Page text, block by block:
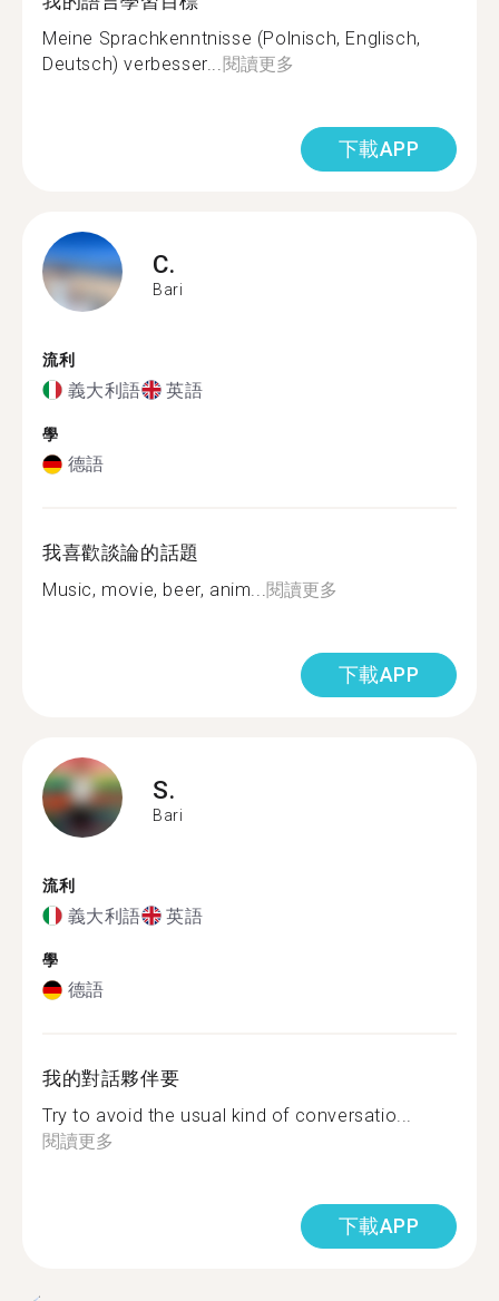
Meine Sprachkenntnisse (Polnisch, Englisch,
Deutsch) verbesser...閱讀更多
下載APP
C.
Bari
流利
義大利語 英語
學
德語
我喜歡談論的話題
Music, movie, beer, anim...閱讀更多
下載APP
S.
Bari
流利
義大利語 英語
學
德語
我的對話夥伴要
Try to avoid the usual kind of conversatio...
閱讀更多
下載APP